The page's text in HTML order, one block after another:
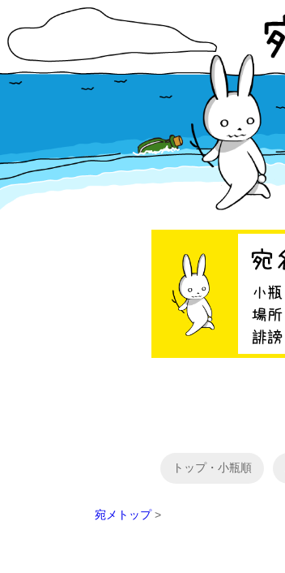
トップ・小瓶順
宛メトップ >